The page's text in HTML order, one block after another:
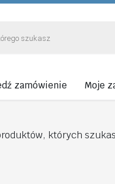
zamówienie Moje
których